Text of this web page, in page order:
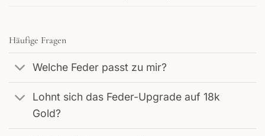
Häufige Fragen
Welche Feder passt zu mir?
Lohnt sich das Feder-Upgrade auf 18k
Gold?